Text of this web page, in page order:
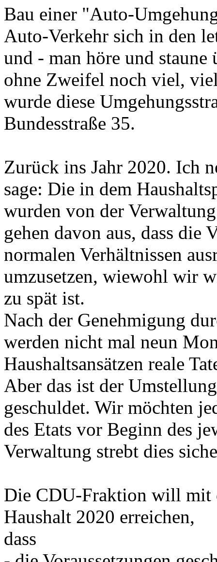
Bau einer "Auto-
Auto-Verkehr sich in den
und - man höre und
ohne Zweifel noch viel,
wurde diese
Bundesstraße 35.
Zurück ins Jahr 2020. Ich
sage: Die in dem
wurden von der
gehen davon aus, dass die
normalen Verhältnissen
umzusetzen, wiewohl wir
zu spät ist.
Nach der Genehmigung
werden nicht mal neun
Haushaltsansätzen reale
Aber das ist der
geschuldet. Wir möchten
des Etats vor Beginn des
Verwaltung strebt dies
Die CDU-Fraktion will mit
Haushalt 2020 erreichen,
dass